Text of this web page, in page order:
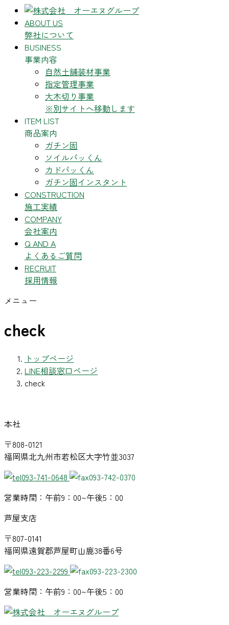
ABOUT US
弊社について
BUSINESS
事業内容
自然土舗装材事業
指定管理事業
大木切り事業
※別サイトへ移動します
ITEM LIST
商品案内
ガチン固
ソイルパッくん
カドパッくん
ガチン固インスタント
CONSTRUCTION
施工実績
COMPANY
会社案内
Q AND A
よくあるご質問
RECRUIT
採用情報
メニュー
check
トップページ
LINE相談窓口ページ
check
本社
〒808-0121
福岡県北九州市若松区大字竹並3037
093-741-0648
093-742-0370
営業時間：午前9：00~午後5：00
芦屋支店
〒807-0141
福岡県遠賀郡芦屋町山鹿38番6号
093-223-2299
093-223-2300
営業時間：午前9：00~午後5：00